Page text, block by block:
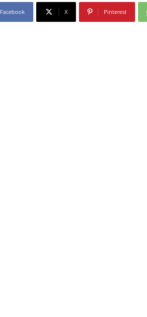
Facebook X Pinterest